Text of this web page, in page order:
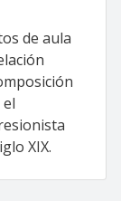
de aula
XIX.